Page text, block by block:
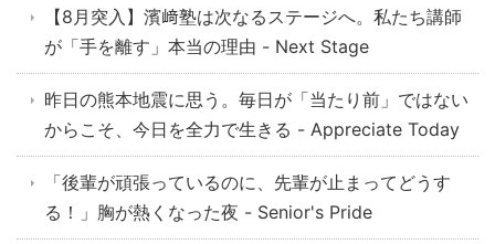
【8月突入】濱﨑塾は次なるステージへ。私たち講師
が「手を離す」本当の理由 - Next Stage
昨日の熊本地震に思う。毎日が「当たり前」ではない
からこそ、今日を全力で生きる - Appreciate Today
「後輩が頑張っているのに、先輩が止まってどうす
る！」胸が熱くなった夜 - Senior's Pride